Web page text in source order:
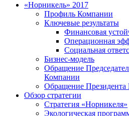
«Норникель» 2017
Профиль Компании
Ключевые результаты
Финансовая
Операционная
Социальная
Бизнес-модель
Обращение
Компании
Обращение
Обзор стратегии
Стратегия «Норникеля»
Экологическая